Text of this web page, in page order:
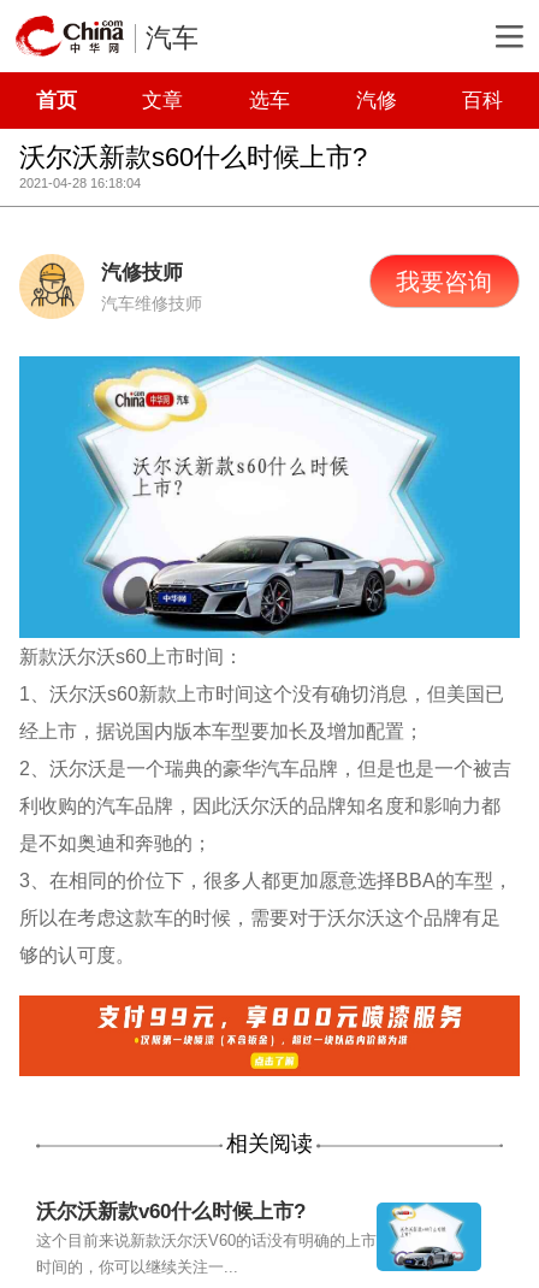
汽车
首页 文章 选车 汽修 百科
沃尔沃新款s60什么时候上市?
2021-04-28 16:18:04
汽修技师
汽车维修技师
我要咨询
新款沃尔沃s60上市时间：
1、沃尔沃s60新款上市时间这个没有确切消息，但美国已
经上市，据说国内版本车型要加长及增加配置；
2、沃尔沃是一个瑞典的豪华汽车品牌，但是也是一个被吉
利收购的汽车品牌，因此沃尔沃的品牌知名度和影响力都
是不如奥迪和奔驰的；
3、在相同的价位下，很多人都更加愿意选择BBA的车型，
所以在考虑这款车的时候，需要对于沃尔沃这个品牌有足
够的认可度。
相关阅读
沃尔沃新款v60什么时候上市?
这个目前来说新款沃尔沃V60的话没有明确的上市
时间的，你可以继续关注一...